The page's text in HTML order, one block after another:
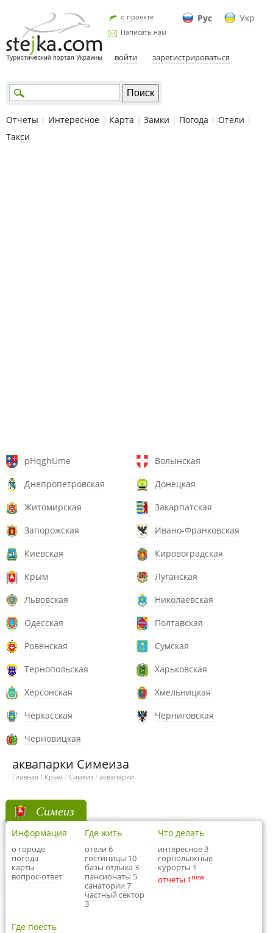
Рус Укр
о проекте
Написать нам
войти зарегистрироваться
Отчеты | Интересное | Карта | Замки | Погода | Отели |
Такси
pHqghUme
Волынская
Днепропетровская
Донецкая
Житомирская
Закарпатская
Запорожская
Ивано-Франковская
Киевская
Кировоградская
Крым
Луганская
Львовская
Николаевская
Одесская
Полтавская
Ровенская
Сумская
Тернопольская
Харьковская
Херсонская
Хмельницкая
Черкасская
Черниговская
Черновицкая
аквапарки Симеиза
Главная / Крым / Симеиз / аквапарки
Симеиз
Информация
о городе
погода
карты
вопрос-ответ
Где жить
отели 6
гостиницы 10
базы отдыха 3
пансионаты 5
санатории 7
частный сектор
3
Что делать
интересное 3
горнолыжные
курорты 1
отчеты 1 new
Где поесть